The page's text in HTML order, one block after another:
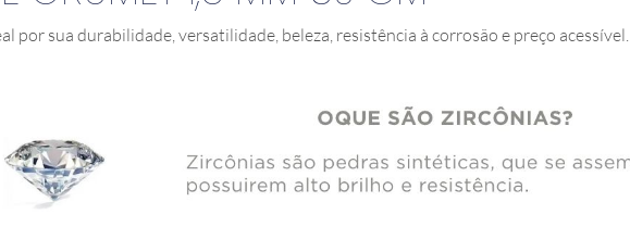
por sua durabilidade, versatilidade, beleza, resistência à corrosão e preço acessível.